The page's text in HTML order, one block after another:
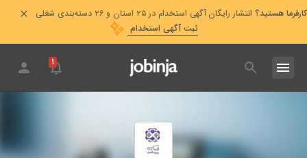
کارفرما هستید؟ انتشار رایگان آگهی استخدام در ۲۵ استان و ۲۶ دسته‌بندی شغلی
ثبت آگهی استخدام
۱